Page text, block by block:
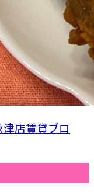
店賃貸ブロ